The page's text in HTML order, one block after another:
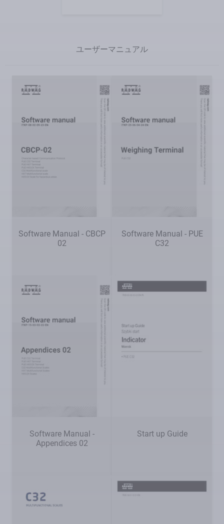
ユーザーマニュアル
Software Manual - CBCP
02
Software Manual - PUE
C32
Software Manual -
Appendices 02
Start up Guide